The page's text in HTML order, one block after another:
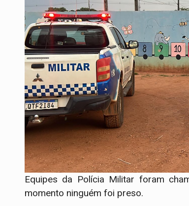
Equipes da Polícia Militar foram
momento ninguém foi preso.